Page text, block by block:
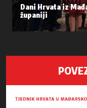
Dani Hrvata iz
županiji